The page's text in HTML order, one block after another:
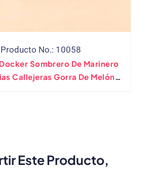
Producto No.: 10058
Sombrero De Marinero
Callejeras Gorra De Melón
Este Producto,